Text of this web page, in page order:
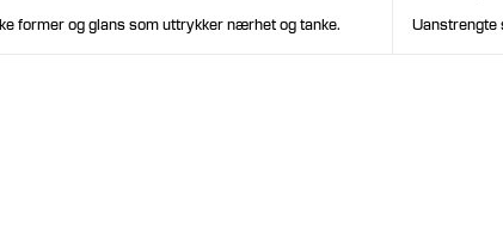
former og glans som uttrykker nærhet og tanke. Uanstrengte